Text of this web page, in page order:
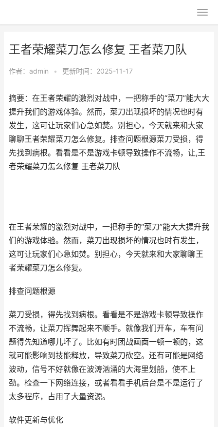
王者荣耀菜刀怎么修复 王者菜刀队
作者： admin • 更新时间：2025-11-17
摘要：在王者荣耀的激烈对战中，一把称手的“菜刀”能大大
提升我们的游戏体验。然而，菜刀出现损坏的情况也时有
发生，这可让玩家们心急如焚。别担心，今天就来和大家
聊聊王者荣耀菜刀怎么修复。排查问题根源菜刀受损，得
先找到病根。看看是不是游戏卡顿导致操作不流畅，让,王
者荣耀菜刀怎么修复 王者菜刀队
在王者荣耀的激烈对战中，一把称手的“菜刀”能大大提升我
们的游戏体验。然而，菜刀出现损坏的情况也时有发生，
这可让玩家们心急如焚。别担心，今天就来和大家聊聊王
者荣耀菜刀怎么修复。
排查问题根源
菜刀受损，得先找到病根。看看是不是游戏卡顿导致操作
不流畅，让菜刀挥舞起来不顺手。就像我们开车，车有问
题得先知道哪儿坏了。比如有时团战画面一顿一顿的，这
就可能影响到技能释放，导致菜刀砍空。还有可能是网络
波动，信号不好就像在波涛汹涌的大海里划船，使不上
劲。检查一下网络连接，或者看看手机后台是不是运行了
太多程序，占用了大量资源。
软件更新与优化